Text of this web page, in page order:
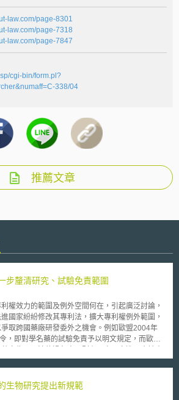
law.com/page-8301
law.com/page-7318
law.com/page-7847
cgi-bin/form.pl?
338/04
推薦文章
步釐清研究、試驗免責範圍
效力的範圍及例外空間何在，引起廣泛討論，
國家紛紛修改其專利法，擴大專利權例外範圍，
取跨國藥廠研發委外之機會。例如歐盟2004年
，即對學名藥的試驗免責予以明文規定，而歐盟
其在化學及
在近幾年積極展開類似的修法工作，瑞士新修正
生物研究提出新規範